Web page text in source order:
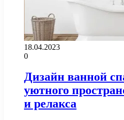
18.04.2023
0
Дизайн ванной
уютного
и релакса